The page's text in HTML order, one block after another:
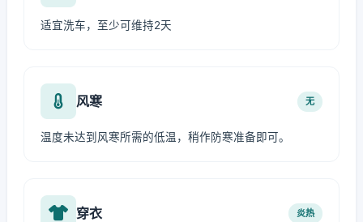
适宜洗车，至少可维持2天
风寒 无
温度未达到风寒所需的低温，稍作防寒准备即可。
穿衣 炎热